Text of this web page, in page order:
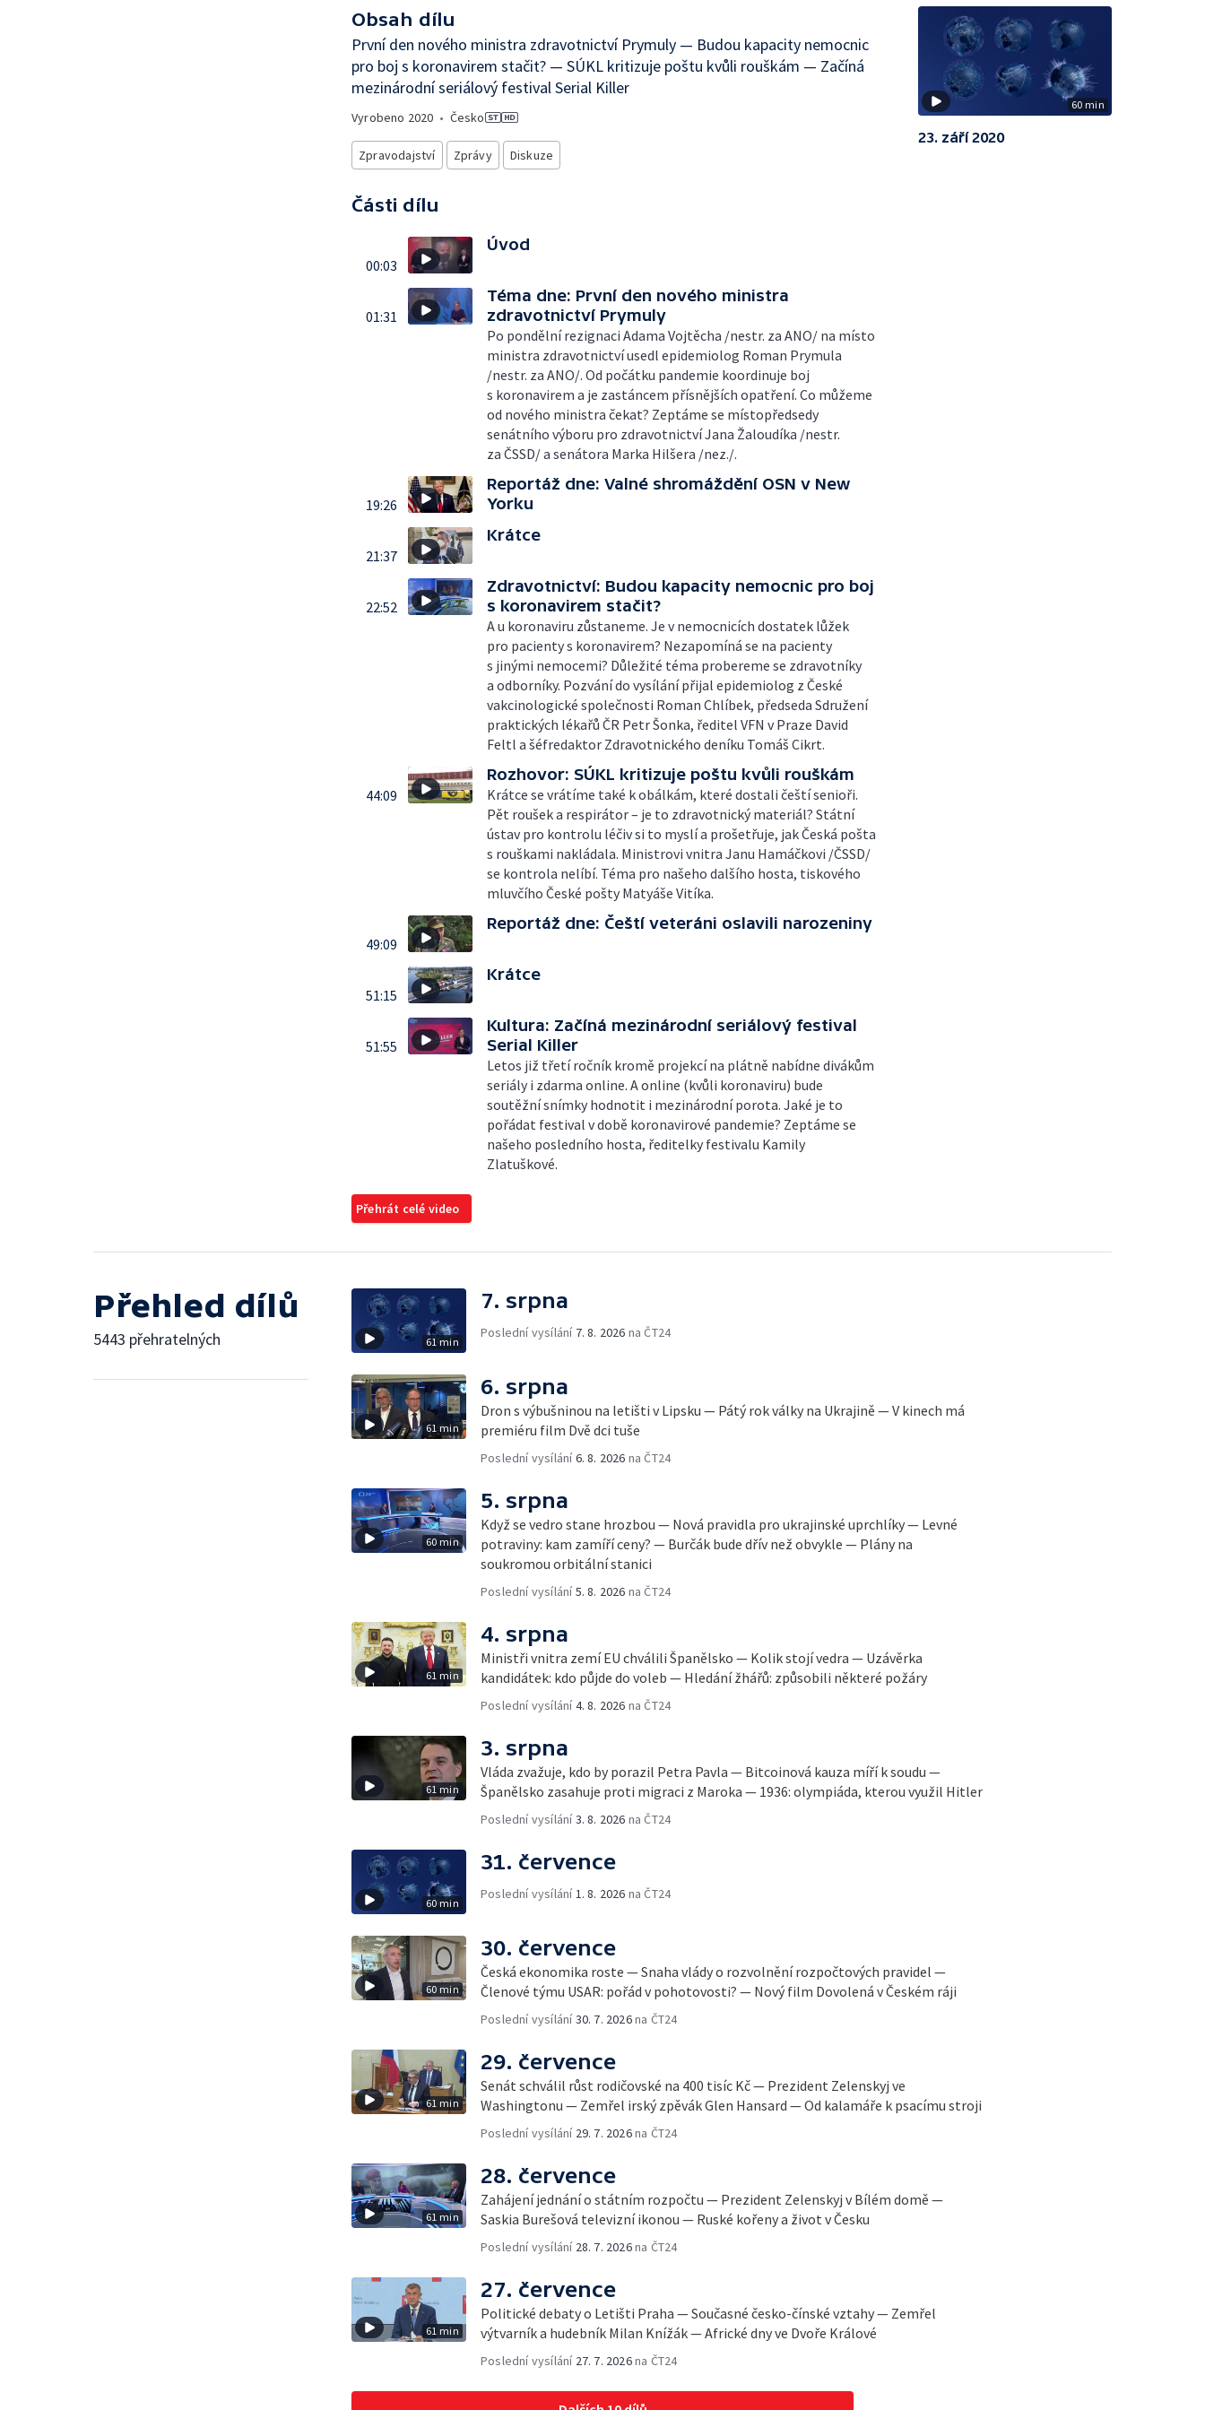
Obsah dílu
První den nového ministra zdravotnictví Prymuly — Budou kapacity nemocnic
pro boj s koronavirem stačit? — SÚKL kritizuje poštu kvůli rouškám — Začíná
mezinárodní seriálový festival Serial Killer
Vyrobeno 2020 • Česko
Zpravodajství Zprávy Diskuze
Části dílu
00:03
Úvod
01:31
Téma dne: První den nového ministra
zdravotnictví Prymuly
Po pondělní rezignaci Adama Vojtěcha /nestr. za ANO/ na místo
ministra zdravotnictví usedl epidemiolog Roman Prymula
/nestr. za ANO/. Od počátku pandemie koordinuje boj
s koronavirem a je zastáncem přísnějších opatření. Co můžeme
od nového ministra čekat? Zeptáme se místopředsedy
senátního výboru pro zdravotnictví Jana Žaloudíka /nestr.
za ČSSD/ a senátora Marka Hilšera /nez./.
19:26
Reportáž dne: Valné shromáždění OSN v New
Yorku
21:37
Krátce
22:52
Zdravotnictví: Budou kapacity nemocnic pro boj
s koronavirem stačit?
A u koronaviru zůstaneme. Je v nemocnicích dostatek lůžek
pro pacienty s koronavirem? Nezapomíná se na pacienty
s jinými nemocemi? Důležité téma probereme se zdravotníky
a odborníky. Pozvání do vysílání přijal epidemiolog z České
vakcinologické společnosti Roman Chlíbek, předseda Sdružení
praktických lékařů ČR Petr Šonka, ředitel VFN v Praze David
Feltl a šéfredaktor Zdravotnického deníku Tomáš Cikrt.
44:09
Rozhovor: SÚKL kritizuje poštu kvůli rouškám
Krátce se vrátíme také k obálkám, které dostali čeští senioři.
Pět roušek a respirátor – je to zdravotnický materiál? Státní
ústav pro kontrolu léčiv si to myslí a prošetřuje, jak Česká pošta
s rouškami nakládala. Ministrovi vnitra Janu Hamáčkovi /ČSSD/
se kontrola nelíbí. Téma pro našeho dalšího hosta, tiskového
mluvčího České pošty Matyáše Vitíka.
49:09
Reportáž dne: Čeští veteráni oslavili narozeniny
51:15
Krátce
51:55
Kultura: Začíná mezinárodní seriálový festival
Serial Killer
Letos již třetí ročník kromě projekcí na plátně nabídne divákům
seriály i zdarma online. A online (kvůli koronaviru) bude
soutěžní snímky hodnotit i mezinárodní porota. Jaké je to
pořádat festival v době koronavirové pandemie? Zeptáme se
našeho posledního hosta, ředitelky festivalu Kamily
Zlatuškové.
Přehrát celé video
60 min
23. září 2020
Přehled dílů
5443 přehratelných 61 min
7. srpna
Poslední vysílání 7. 8. 2026 na ČT24
61 min
6. srpna
Dron s výbušninou na letišti v Lipsku — Pátý rok války na Ukrajině — V kinech má
premiéru film Dvě dci tuše
Poslední vysílání6. 8. 2026 na ČT24
60 min
5. srpna
Když se vedro stane hrozbou — Nová pravidla pro ukrajinské uprchlíky — Levné
potraviny: kam zamíří ceny? — Burčák bude dřív než obvykle — Plány na
soukromou orbitální stanici
Poslední vysílání5. 8. 2026 na ČT24
61 min
4. srpna
Ministři vnitra zemí EU chválili Španělsko — Kolik stojí vedra — Uzávěrka
kandidátek: kdo půjde do voleb — Hledání žhářů: způsobili některé požáry
Poslední vysílání4. 8. 2026 na ČT24
61 min
3. srpna
Vláda zvažuje, kdo by porazil Petra Pavla — Bitcoinová kauza míří k soudu —
Španělsko zasahuje proti migraci z Maroka — 1936: olympiáda, kterou využil Hitler
Poslední vysílání3. 8. 2026 na ČT24
60 min
31. července
Poslední vysílání1. 8. 2026 na ČT24
60 min
30. července
Česká ekonomika roste — Snaha vlády o rozvolnění rozpočtových pravidel —
Členové týmu USAR: pořád v pohotovosti? — Nový film Dovolená v Českém ráji
Poslední vysílání30. 7. 2026na ČT24
61 min
29. července
Senát schválil růst rodičovské na 400 tisíc Kč — Prezident Zelenskyj ve
Washingtonu — Zemřel irský zpěvák Glen Hansard — Od kalamáře k psacímu stroji
Poslední vysílání 29. 7. 2026na ČT24
61 min
28. července
Zahájení jednání o státním rozpočtu — Prezident Zelenskyj v Bílém domě —
Saskia Burešová televizní ikonou — Ruské kořeny a život v Česku
Poslední vysílání 28. 7. 2026na ČT24
61 min
27. července
Politické debaty o Letišti Praha — Současné česko-čínské vztahy — Zemřel
výtvarník a hudebník Milan Knížák — Africké dny ve Dvoře Králové
Poslední vysílání 27. 7. 2026na ČT24